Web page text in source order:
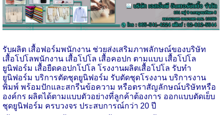
รับผลิต เสื้อฟอร์มพนักงานช่วยส่งเสริมภาพลักษณ์ของบริษัท
เสื้อโปโลพนักงาน เสื้อโปโล เสื้อคอปก ตามแบบ เสื้อโปโล
ยูนิฟอร์ม เสื้อยืดคอปกโปโล โรงงานผลิตเสื้อโปโล รับทำ
ยูนิฟอร์ม บริการตัดชุดยูนิฟอร์ม รับตัดชุดโรงงาน บริการงาน
พิมพ์ พร้อมปักและสกรีนข้อความ หรือตราสัญลักษณ์บริษัทหรือ
องค์กร ผลิตได้ตามแบบตัวอย่างที่ลูกค้าต้องการ ออกแบบตัดเย็บ
ชุดยูนิฟอร์ม ครบวงจร ประสบการณ์กว่า 20 ปี